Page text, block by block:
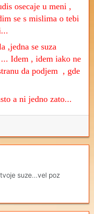
osecaje u meni ,
se s mislima o tebi
,jedna se suza
Idem , idem iako ne
da podjem , gde
a ni jedno zato...
suze...vel poz